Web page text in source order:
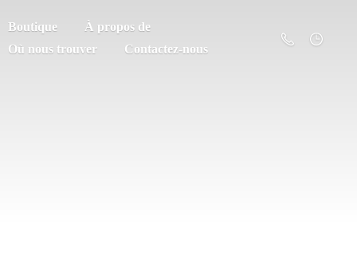
Boutique
À propos de
Où nous trouver
Contactez-nous